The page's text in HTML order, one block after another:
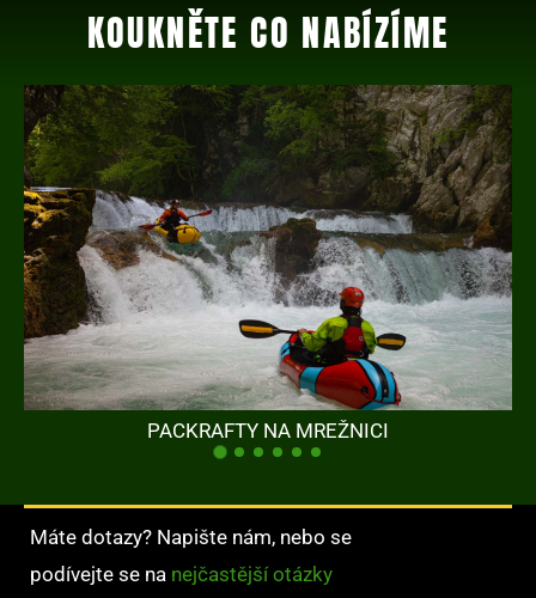
KOUKNĚTE CO NABÍZÍME
PACKRAFTY NA MREŽNICI
Máte dotazy? Napište nám, nebo se
podívejte se na nejčastější otázky